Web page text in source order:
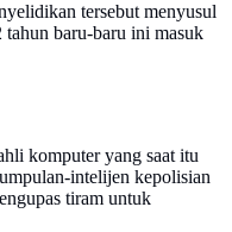
tersebut menyusul
baru-baru ini masuk
komputer yang saat itu
intelijen kepolisian
tiram untuk